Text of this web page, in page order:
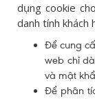
dụng cookie
danh tính khách
Để cung
web chỉ
và mật
Để phân